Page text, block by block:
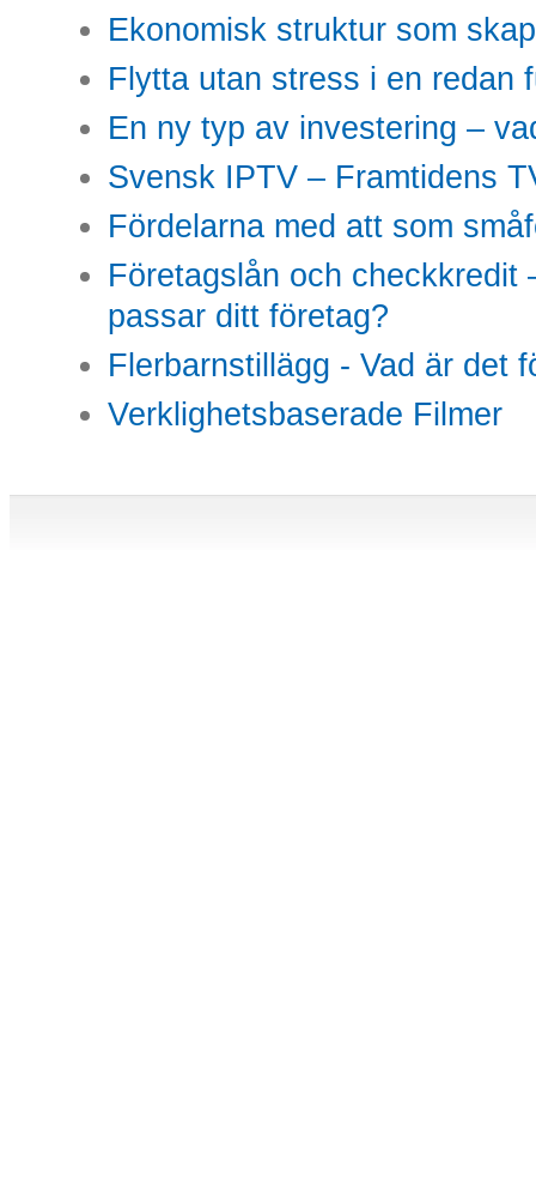
Ekonomisk struktur som
Flytta utan stress i en redan
En ny typ av investering –
Svensk IPTV – Framtidens
Fördelarna med att som
Företagslån och checkkredit
passar ditt företag?
Flerbarnstillägg - Vad är det
Verklighetsbaserade Filmer